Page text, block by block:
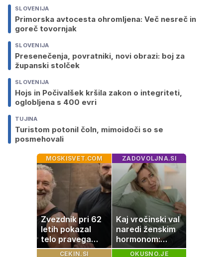
SLOVENIJA
Primorska avtocesta ohromljena: Več nesreč in
goreč tovornjak
SLOVENIJA
Presenečenja, povratniki, novi obrazi: boj za
županski stolček
SLOVENIJA
Hojs in Počivalšek kršila zakon o integriteti,
oglobljena s 400 evri
TUJINA
Turistom potonil čoln, mimoidoči so se
posmehovali
MOSKISVET.COM
Zvezdnik pri 62
letih pokazal
telo pravega
gladiatorja
ZADOVOLJNA.SI
Kaj vročinski val
naredi ženskim
hormonom:
zakaj se poleti
CEKIN.SI OKUSNO.JE